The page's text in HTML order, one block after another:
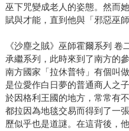
巫下咒變成老人的姿態。然而
賦與才能，直到他與「邪惡巫
《沙塵之賊》巫師霍爾系列 卷
承繼系列，此時來到了南方的
南方國家「拉休普特」有個叫
是位愛作白日夢的普通商人之
於因格利王國的地方，常常有
都拉因為地毯交易而得到了一
歷似乎也是道謎。在這背後，